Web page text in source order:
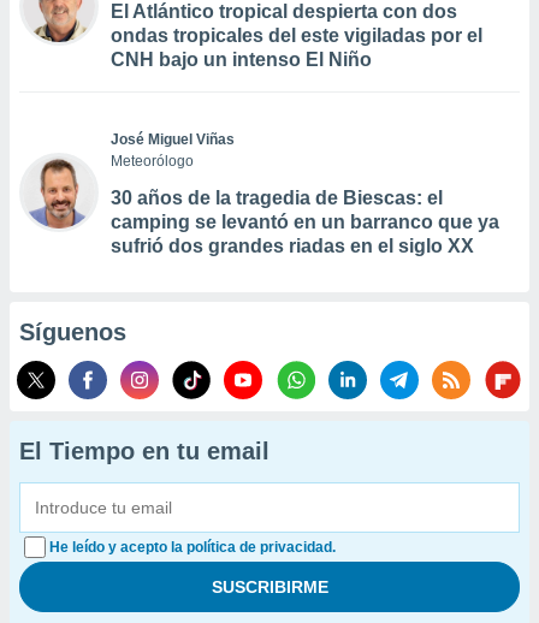
El Atlántico tropical despierta con dos
ondas tropicales del este vigiladas por el
CNH bajo un intenso El Niño
José Miguel Viñas
Meteorólogo
30 años de la tragedia de Biescas: el
camping se levantó en un barranco que ya
sufrió dos grandes riadas en el siglo XX
Síguenos
El Tiempo en tu email
He leído y acepto la política de privacidad.